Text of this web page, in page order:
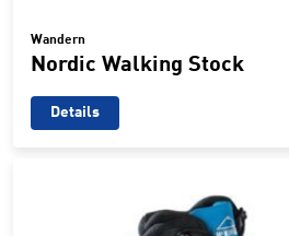
Wandern
Nordic Walking Stock
Details